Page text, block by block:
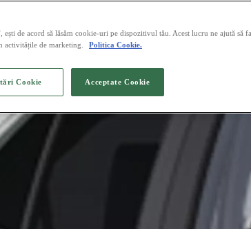
ești de acord să lăsăm cookie-uri pe dispozitivul tău. Acest lucru ne ajută să
activitățile de marketing.
Politica Cookie.
Cookie Acceptate Cookie